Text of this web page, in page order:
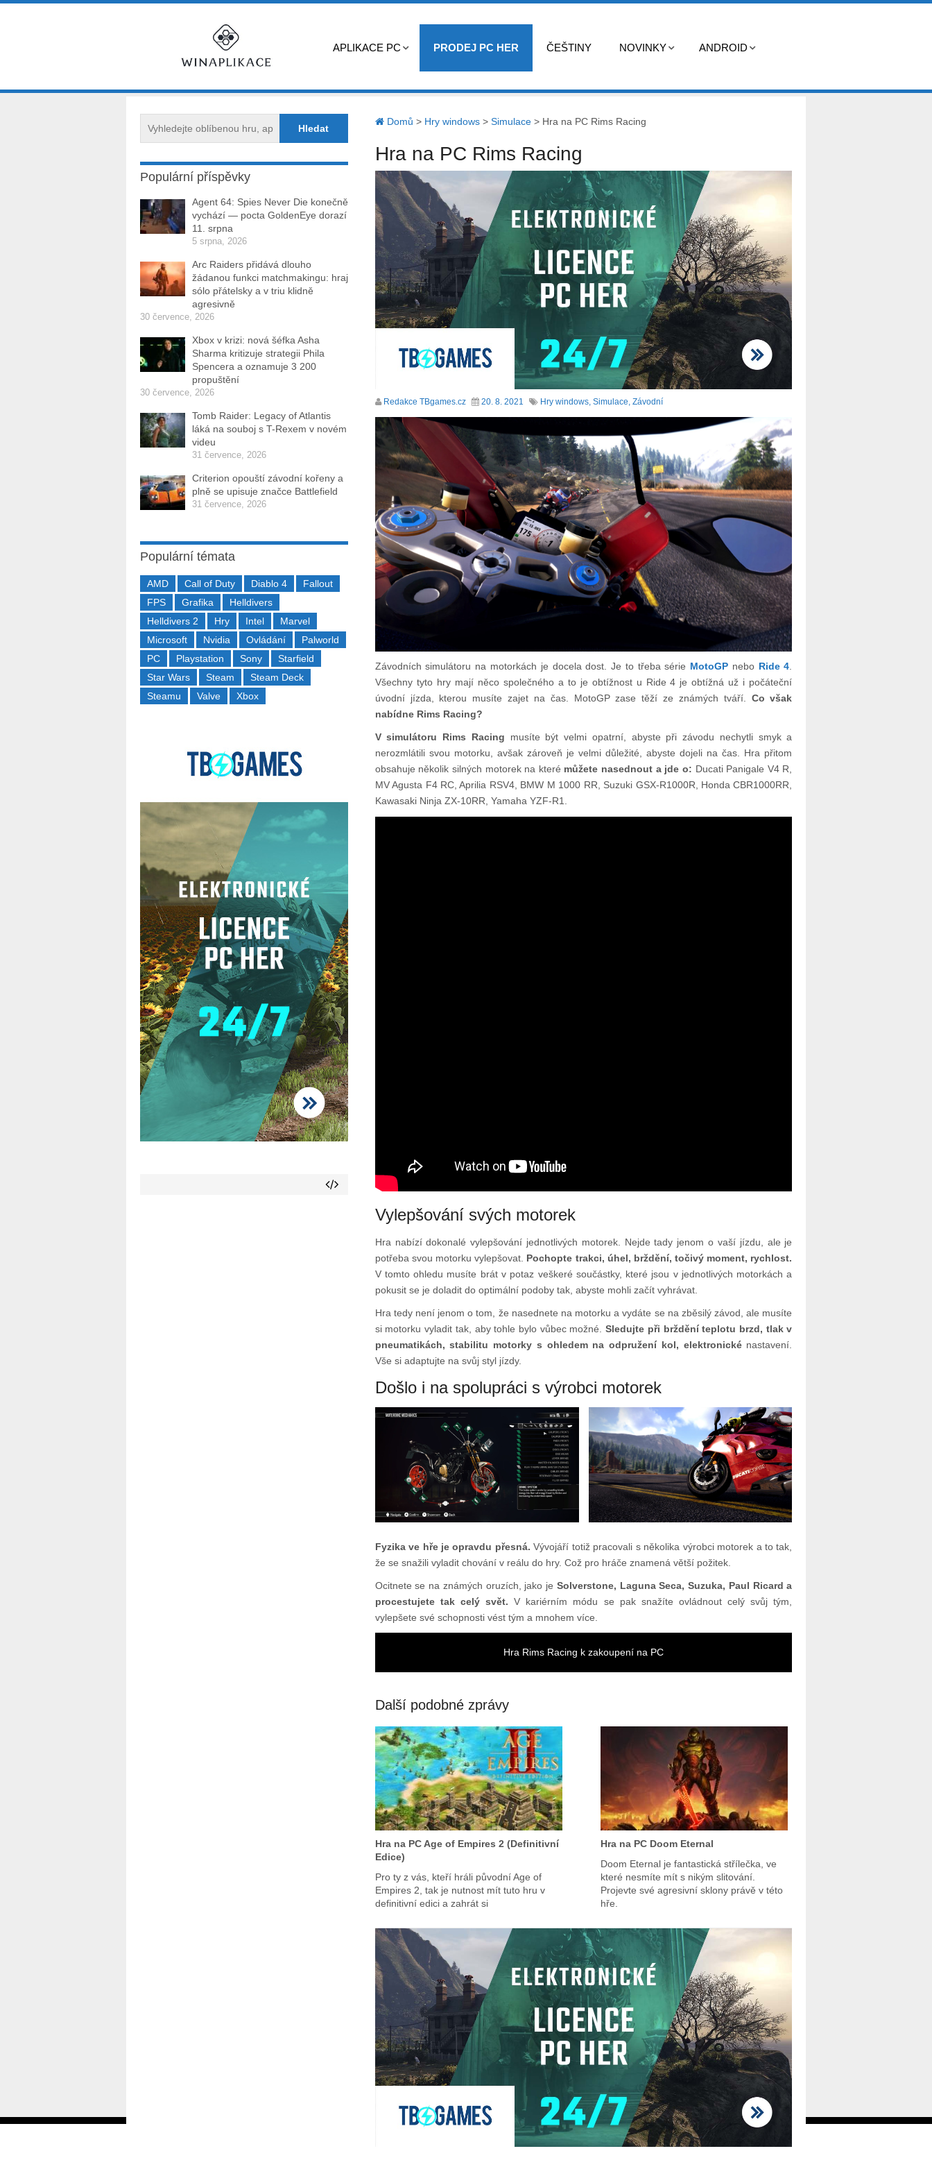
APLIKACE PC PRODEJ PC HER ČEŠTINY NOVINKY ANDROID
Domů > Hry windows> Simulace> Hra na PC Rims Racing
Hra na PC Rims Racing
Redakce TBgames.cz 20. 8. 2021 Hry windows, Simulace, Závodní
Závodních simulátoru na motorkách je docela dost. Je to třeba série MotoGP nebo Ride 4.
Všechny tyto hry mají něco společného a to je obtížnost u Ride 4 je obtížná už i počáteční
úvodní jízda, kterou musíte zajet na čas. MotoGP zase těží ze známých tváří. Co však
nabídne Rims Racing?
V simulátoru Rims Racing musíte být velmi opatrní, abyste při závodu nechytli smyk a
nerozmlátili svou motorku, avšak zároveň je velmi důležité, abyste dojeli na čas. Hra přitom
obsahuje několik silných motorek na které můžete nasednout a jde o: Ducati Panigale V4 R,
MV Agusta F4 RC, Aprilia RSV4, BMW M 1000 RR, Suzuki GSX-R1000R, Honda CBR1000RR,
Kawasaki Ninja ZX-10RR, Yamaha YZF-R1.
Vylepšování svých motorek
Hra nabízí dokonalé vylepšování jednotlivých motorek. Nejde tady jenom o vaší jízdu, ale je
potřeba svou motorku vylepšovat. Pochopte trakci, úhel, brždění, točivý moment, rychlost.
V tomto ohledu musíte brát v potaz veškeré součástky, které jsou v jednotlivých motorkách a
pokusit se je doladit do optimální podoby tak, abyste mohli začít vyhrávat.
Hra tedy není jenom o tom, že nasednete na motorku a vydáte se na zběsilý závod, ale musíte
si motorku vyladit tak, aby tohle bylo vůbec možné.Sledujte při brždění teplotu brzd, tlak v
pneumatikách, stabilitu motorky s ohledem na odpružení kol, elektronické nastavení.
Vše si adaptujte na svůj styl jízdy.
Došlo i na spolupráci s výrobci motorek
Fyzika ve hře je opravdu přesná. Vývojáří totiž pracovali s několika výrobci motorek a to tak,
že se snažili vyladit chování v reálu do hry. Což pro hráče znamená větší požitek.
Ocitnete se na známých oruzích, jako je Solverstone, Laguna Seca, Suzuka, Paul Ricard a
procestujete tak celý svět.V kariérním módu se pak snažíte ovládnout celý svůj tým,
vylepšete své schopnosti vést tým a mnohem více.
Hra Rims Racing k zakoupení na PC
Další podobné zprávy
Hra na PC Age of Empires 2 (Definitivní
Edice)
Pro ty z vás, kteří hráli původní Age of
Empires 2, tak je nutnost mít tuto hru v
definitivní edici a zahrát si
Hra na PC Doom Eternal
Doom Eternal je fantastická střílečka, ve
které nesmíte mít s nikým slitování.
Projevte své agresivní sklony právě v této
hře.
Populární příspěvky
Agent 64: Spies Never Die konečně
vychází — pocta GoldenEye dorazí
11. srpna
5 srpna, 2026
Arc Raiders přidává dlouho
žádanou funkci matchmakingu: hraj
sólo přátelsky a v triu klidně
agresivně
30 července, 2026
Xbox v krizi: nová šéfka Asha
Sharma kritizuje strategii Phila
Spencera a oznamuje 3 200
propuštění
30 července, 2026
Tomb Raider: Legacy of Atlantis
láká na souboj s T-Rexem v novém
videu
31 července, 2026
Criterion opouští závodní kořeny a
plně se upisuje značce Battlefield
31 července, 2026
Populární témata
AMD Call of Duty Diablo 4
Fallout
FPS
Grafika
Helldivers
Helldivers 2
Hry Intel
Marvel
Microsoft
Nvidia Ovládání
Palworld
PC
Playstation Sony
Starfield
Star Wars
Steam
Steam Deck
Steamu
Valve Xbox